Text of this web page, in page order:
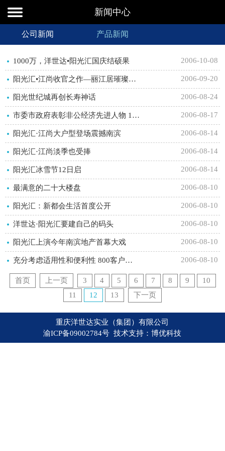
新闻中心
公司新闻 产品新闻
1000万，洋世达•阳光汇国庆结硕果 2006-10-08
阳光汇•江尚收官之作—丽江居璀璨登场 2006-09-20
阳光世纪城再创长寿神话 2006-08-24
市委市政府表彰非公经济先进人物 128人获奖 2006-08-17
阳光汇·江尚大户型登场震撼南滨 2006-08-14
阳光汇·江尚淡季也受捧 2006-08-14
阳光汇冰雪节12日启 2006-08-14
最满意的二十大楼盘 2006-08-10
阳光汇：新都会生活首度公开 2006-08-10
洋世达·阳光汇要建自己的码头 2006-08-10
阳光汇上演今年南滨地产首幕大戏 2006-08-10
充分考虑适用性和便利性 800客户追捧阳光汇 2006-08-10
首页 上一页 3 4 5 6 7 8 9
10
11
12 13 下一页
重庆洋世达实业（集团）有限公司
渝ICP备09002784号 技术支持：博优科技